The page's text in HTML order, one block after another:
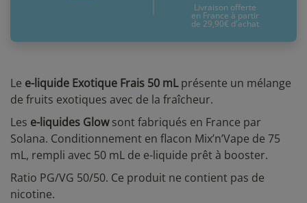
Le e-liquide Exotique Frais 50 mLprésente un mélange
de fruits exotiques avec de la fraîcheur.
Les e-liquides Glowsont fabriqués en France par
Solana. Conditionnement en flacon Mix’n’Vape de 75
mL, rempli avec 50 mL de e-liquide prêt à booster.
Ratio PG/VG 50/50. Ce produit ne contient pas de
nicotine.
Livraison offerte
en France à partir
de 29,90€ d'achat